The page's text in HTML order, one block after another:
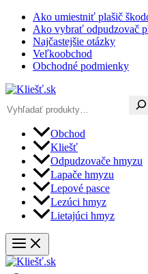
Preskočiť
obsah
Ako umiestniť plašič
Ako vybrať odpudzovač
Najčastejšie otázky
Veľkoobchod
Obchodné podmienky
Obchod
Kliešť
Odpudzovače hmyzu
Lapače hmyzu
Lepové pasce
Lezúci hmyz
Lietajúci hmyz